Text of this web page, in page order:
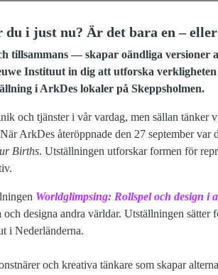
i just nu? Är det bara en –
tillsammans — skapar oändliga versioner
Instituut in dig att utforska
i ArkDes lokaler på Skeppsholmen.
och tjänster i vår vardag, men sällan tänker
ArkDes återöppnade den 27 september var
Births. Utställningen utforskar formen för
Worldglimpsing: Rollspel och design i
designa andra världar. Utställningen sätter
i Nederländerna.
och kreativa tänkare som skapar